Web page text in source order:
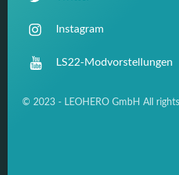
Instagram
LS22-Modvorstellungen
© 2023 - LEOHERO GmbH All